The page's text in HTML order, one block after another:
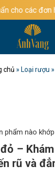
hàng trên
chủ » Loại rượu »
phẩm nào
–
rũ và